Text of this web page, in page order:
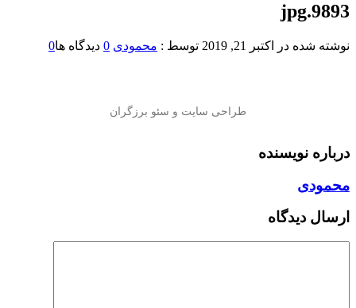
9893.jpg
نوشته شده در اکتبر 21, 2019 توسط : محمودی 0 دیدگاه ها0
درباره نویسنده
محمودی
ارسال دیدگاه